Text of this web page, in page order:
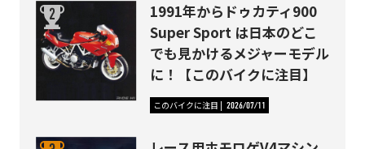
1991年からドゥカティ900
Super Sport は日本のどこ
でも見かけるメジャーモデル
に！【このバイクに注目】
このバイクに注目 2026/07/11